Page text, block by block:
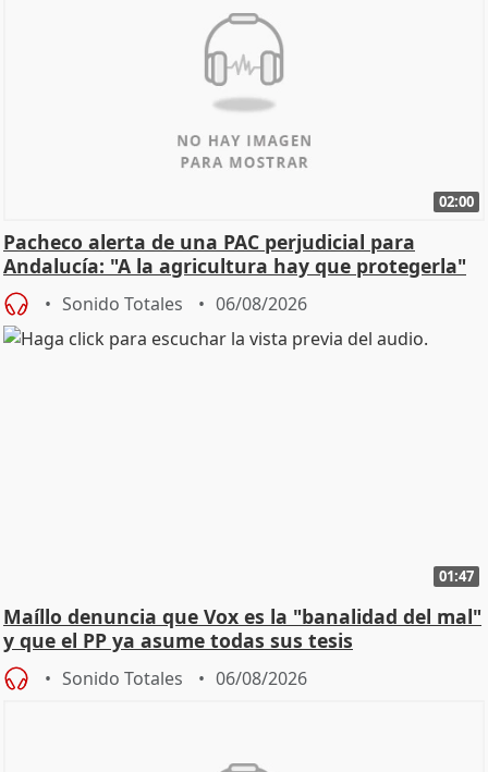
02:00
Pacheco alerta de una PAC perjudicial para
Andalucía: "A la agricultura hay que protegerla"
Sonido Totales 06/08/2026
01:47
Maíllo denuncia que Vox es la "banalidad del mal"
y que el PP ya asume todas sus tesis
Sonido Totales 06/08/2026